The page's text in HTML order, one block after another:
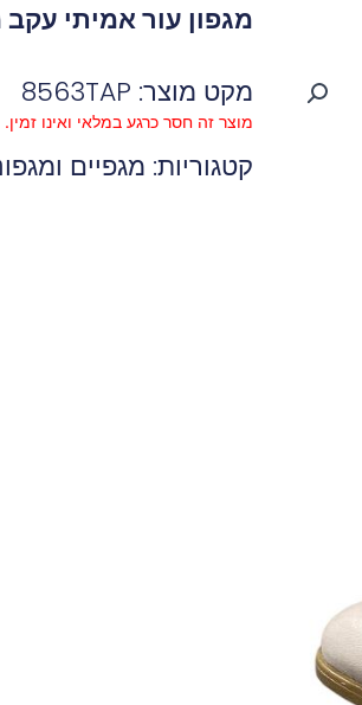
מגפון עור אמיתי עקב
מקט מוצר: 8563TAP
מוצר זה חסר כרגע במלאי ואינו זמין.
קטגוריות: מגפיים